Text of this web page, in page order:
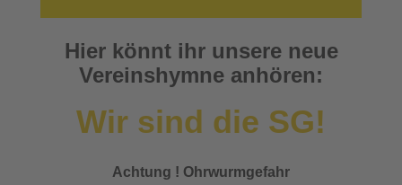
Hier könnt ihr unsere neue
Vereinshymne anhören:
Wir sind die SG!
Achtung ! Ohrwurmgefahr